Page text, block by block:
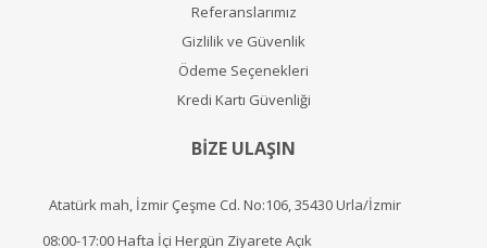
Referanslarımız
Gizlilik ve Güvenlik
Ödeme Seçenekleri
Kredi Kartı Güvenliği
BİZE ULAŞIN
Atatürk mah, İzmir Çeşme Cd. No:106, 35430 Urla/İzmir
08:00-17:00 Hafta İçi Hergün Ziyarete Açık